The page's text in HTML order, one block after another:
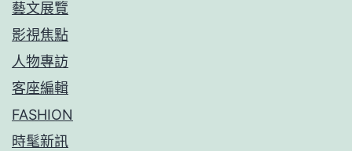
藝文展覽
影視焦點
人物專訪
客座編輯
FASHION
時髦新訊